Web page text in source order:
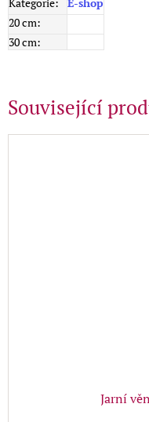
Související
Jarní
Kategorie:
E-shop
20 cm:
30 cm: